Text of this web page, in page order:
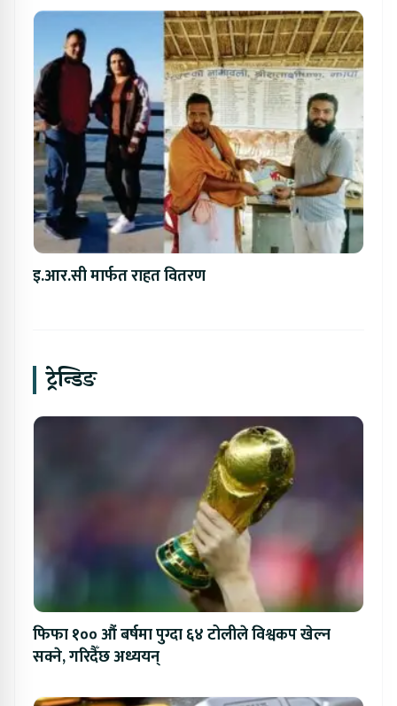
इ.आर.सी मार्फत राहत वितरण
ट्रेन्डिङ
फिफा १०० औं बर्षमा पुग्दा ६४ टोलीले विश्वकप खेल्न
सक्ने, गरिदैँछ अध्ययन्